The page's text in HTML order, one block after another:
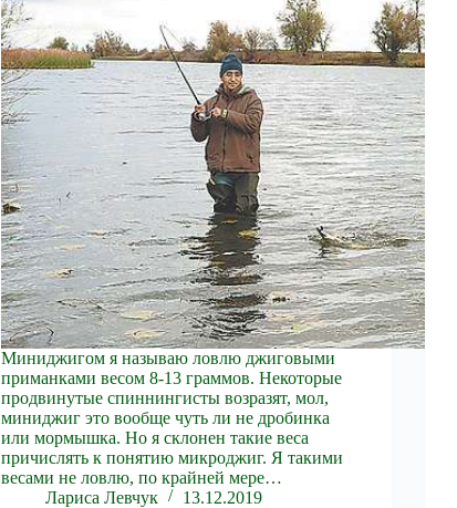
Миниджигом я называю ловлю джиговыми
приманками весом 8-13 граммов. Некоторые
продвинутые спиннингисты возразят, мол,
миниджиг это вообще чуть ли не дробинка
или мормышка. Но я склонен такие веса
причислять к понятию микроджиг. Я такими
весами не ловлю, по крайней мере…
Лариса Левчук
13.12.2019